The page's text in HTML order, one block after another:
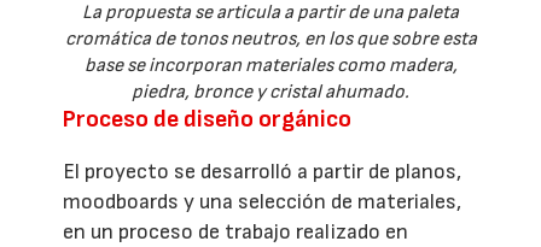
La propuesta se articula a partir de una paleta
cromática de tonos neutros, en los que sobre esta
base se incorporan materiales como madera,
piedra, bronce y cristal ahumado.
Proceso de diseño orgánico
El proyecto se desarrolló a partir de planos,
moodboards y una selección de materiales,
en un proceso de trabajo realizado en